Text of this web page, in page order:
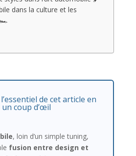
dans la culture et les
🏎️
de cet article en
un coup d’œil
, loin d’un simple tuning,
fusion entre design et